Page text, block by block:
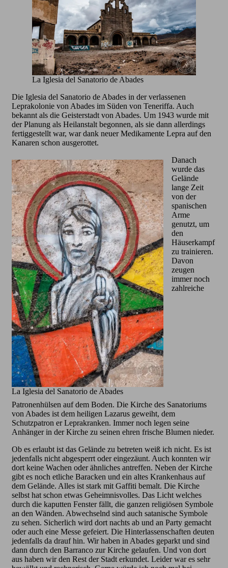
La Iglesia del Sanatorio de Abades
Die Iglesia del Sanatorio de Abades in der verlassenen
Leprakolonie von Abades im Süden von Teneriffa. Auch
bekannt als die Geisterstadt von Abades. Um 1943 wurde mit
der Planung als Heilanstalt begonnen, als sie dann allerdings
fertiggestellt war, war dank neuer Medikamente Lepra auf den
Kanaren schon ausgerottet.
La Iglesia del Sanatorio de Abades
Danach
wurde das
Gelände
lange Zeit
von der
spanischen
Arme
genutzt, um
den
Häuserkampf
zu trainieren.
Davon
zeugen
immer noch
zahlreiche
Patronenhülsen auf dem Boden. Die Kirche des Sanatoriums
von Abades ist dem heiligen Lazarus geweiht, dem
Schutzpatron er Leprakranken. Immer noch legen seine
Anhänger in der Kirche zu seinen ehren frische Blumen nieder.
Ob es erlaubt ist das Gelände zu betreten weiß ich nicht. Es ist
jedenfalls nicht abgesperrt oder eingezäunt. Auch konnten wir
dort keine Wachen oder ähnliches antreffen. Neben der Kirche
gibt es noch etliche Baracken und ein altes Krankenhaus auf
dem Gelände. Alles ist stark mit Gaffiti bemalt. Die Kirche
selbst hat schon etwas Geheimnisvolles. Das Licht welches
durch die kaputten Fenster fällt, die ganzen religiösen Symbole
an den Wänden. Abwechselnd sind auch satanische Symbole
zu sehen. Sicherlich wird dort nachts ab und an Party gemacht
oder auch eine Messe gefeiert. Die Hinterlassenschaften deuten
jedenfalls da drauf hin. Wir haben in Abades geparkt und sind
dann durch den Barranco zur Kirche gelaufen. Und von dort
aus haben wir den Rest der Stadt erkundet. Leider war es sehr